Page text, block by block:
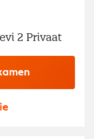
2 Privaat